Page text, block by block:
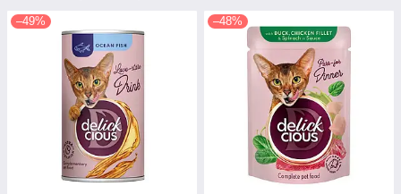
–49% –48%